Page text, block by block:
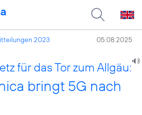
2023 05.08.2025
für das Tor zum Allgäu:
bringt 5G nach